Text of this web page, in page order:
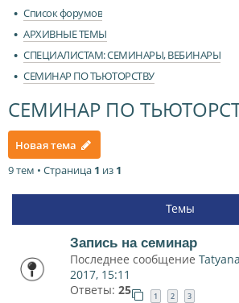
Список форумов
АРХИВНЫЕ ТЕМЫ
СПЕЦИАЛИСТАМ: СЕМИНАРЫ, ВЕБИНАРЫ
СЕМИНАР ПО ТЬЮТОРСТВУ
СЕМИНАР ПО
Новая тема
9 тем • Страница 1 из 1
Темы
Запись на семинар
Последнее сообщение
2017, 15:11
Ответы: 25 1 2 3